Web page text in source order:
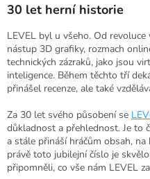
30 let herní historie
LEVEL byl u všeho. Od
nástup 3D grafiky, rozmach
technických zázraků, jako jsou
inteligence. Během těchto tří
přinášel recenze, ale také
Za 30 let svého působení se
důkladnost a přehlednost. Je to
a stále přináší hráčům obsah,
právě toto jubilejní číslo je
připomněli, co vše nám LEVEL